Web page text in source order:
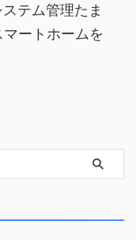
テム管理たま
ートホームを